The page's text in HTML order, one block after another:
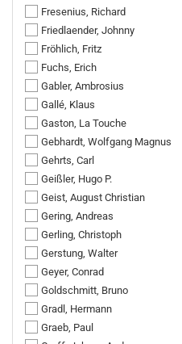
Fresenius, Richard
Friedlaender, Johnny
Fröhlich, Fritz
Fuchs, Erich
Gabler, Ambrosius
Gallé, Klaus
Gaston, La Touche
Gebhardt, Wolfgang Magnus
Gehrts, Carl
Geißler, Hugo P.
Geist, August Christian
Gering, Andreas
Gerling, Christoph
Gerstung, Walter
Geyer, Conrad
Goldschmitt, Bruno
Gradl, Hermann
Graeb, Paul